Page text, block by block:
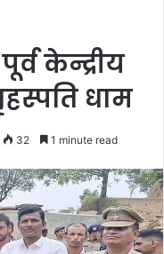
केन्द्रीय
धाम
32 1 minute read